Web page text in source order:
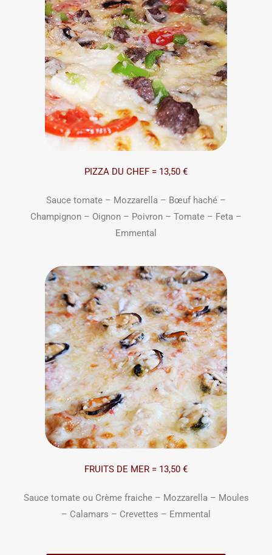
PIZZA DU CHEF = 13,50 €
Sauce tomate – Mozzarella – Bœuf haché –
Champignon – Oignon – Poivron – Tomate – Feta –
Emmental
FRUITS DE MER = 13,50 €
Sauce tomate ou Crème fraiche – Mozzarella – Moules
– Calamars – Crevettes – Emmental